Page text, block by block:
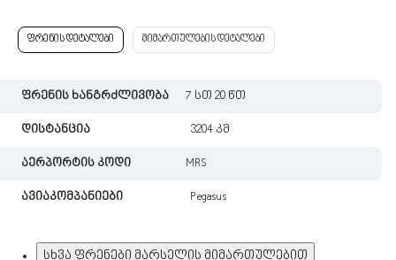
ფრენის დეტალები მიმართულების დეტალები
ფრენის ხანგრძლივობა 7 სთ 20 წთ
დისტანცია 3204 კმ
აერპორტის კოდი MRS
ავიაკომპანიები Pegasus
სხვა ფრენები მარსელის მიმართულებით